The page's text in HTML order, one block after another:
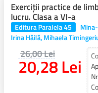
Exerciţii practice de
lucru. Clasa a VI-a
Editura Paralela 45
Irina Hăilă, Mihaela
20,28 Lei
26,00 Lei